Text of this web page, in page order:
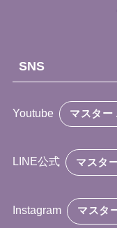
SNS
Youtube マスター
LINE公式 マスタ
Instagram マスタ